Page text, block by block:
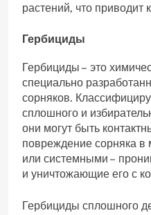
растений, что приводит
Гербициды
Гербициды – это
специально
сорняков.
сплошного и
они могут быть
повреждение сорняка в
или системными –
и уничтожающие его с
Гербициды сплошного